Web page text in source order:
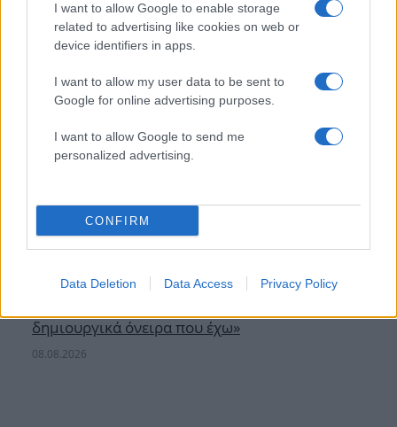
I want to allow Google to enable storage
related to advertising like cookies on web or
device identifiers in apps.
I want to allow my user data to be sent to
Google for online advertising purposes.
I want to allow Google to send me
personalized advertising.
CONFIRM
Data Deletion Data Access Privacy Policy
Στέφανος Κασσελάκης: «Η δημιουργία
δημιουργικά όνειρα που έχω»
08.08.2026